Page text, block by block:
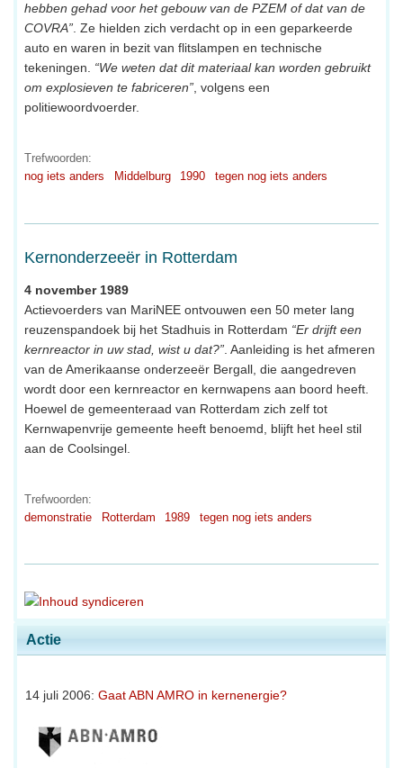
Actie
14 juli 2006: Gaat ABN AMRO in kernenergie?
hebben gehad voor het gebouw van de PZEM of dat van de
COVRA”. Ze hielden zich verdacht op in een geparkeerde
auto en waren in bezit van flitslampen en technische
tekeningen. “We weten dat dit materiaal kan worden gebruikt
om explosieven te fabriceren”, volgens een
politiewoordvoerder.
Trefwoorden:
nog iets anders
Middelburg 1990 tegen nog iets anders
Kernonderzeeër in Rotterdam
4 november 1989
Actievoerders van MariNEE ontvouwen een 50 meter lang
reuzenspandoek bij het Stadhuis in Rotterdam “Er drijft een
kernreactor in uw stad, wist u dat?” . Aanleiding is het afmeren
van de Amerikaanse onderzeeër Bergall, die aangedreven
wordt door een kernreactor en kernwapens aan boord heeft.
Hoewel de gemeenteraad van Rotterdam zich zelf tot
Kernwapenvrije gemeente heeft benoemd, blijft het heel stil
aan de Coolsingel.
Trefwoorden:
demonstratie
Rotterdam 1989 tegen nog iets anders